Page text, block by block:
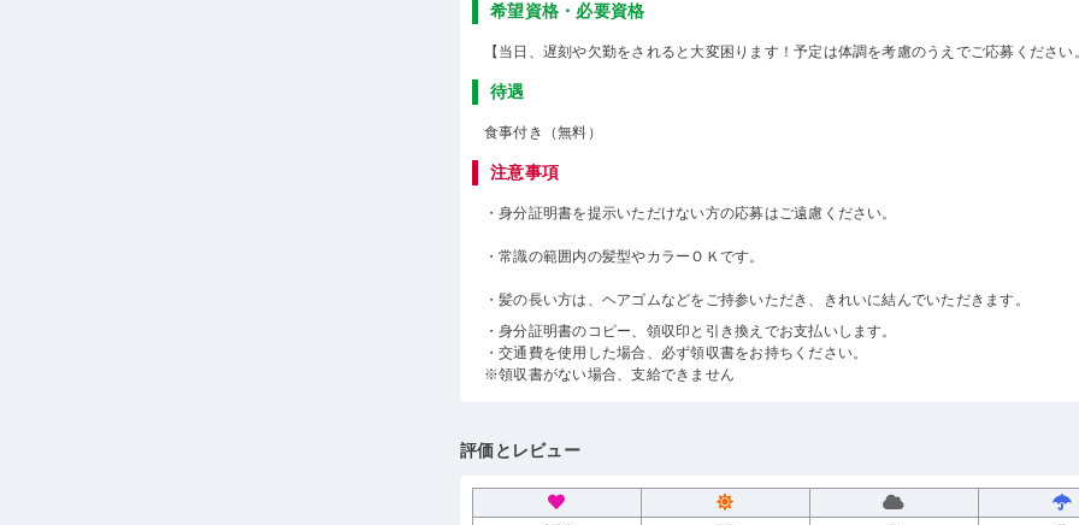
希望資格・必要資格
【当日、遅刻や欠勤をされると大変困ります！予定は体調を考慮のうえでご応募ください
待遇
食事付き（無料）
注意事項
・身分証明書を提示いただけない方の応募はご遠慮ください。
・常識の範囲内の髪型やカラーＯＫです。
・髪の長い方は、ヘアゴムなどをご持参いただき、きれいに結んでいただきます。
・身分証明書のコピー、領収印と引き換えでお支払いします。
・交通費を使用した場合、必ず領収書をお持ちください。
※領収書がない場合、支給できません
評価とレビュー